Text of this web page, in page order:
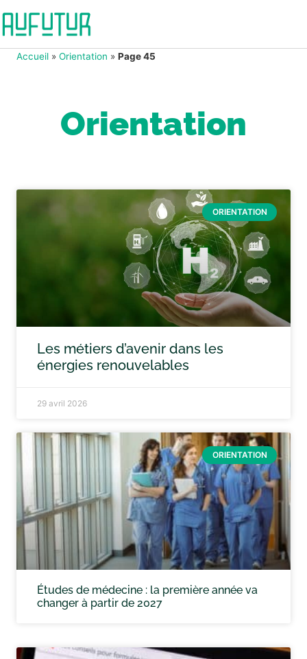
Accueil » Orientation » Page 45
Orientation
ORIENTATION
Les métiers d’avenir dans les
énergies renouvelables
29 avril 2026
ORIENTATION
Études de médecine : la première année va
changer à partir de 2027